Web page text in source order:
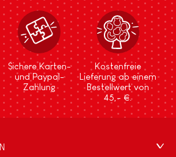
Sichere Karten-
und Paypal-
Zahlung
Kostenfreie
Lieferung ab einem
Bestellwert von
45,- €.